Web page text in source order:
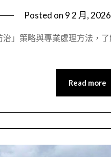
Posted on 9 2 月, 2026
」策略與專業處理方法，
Read more